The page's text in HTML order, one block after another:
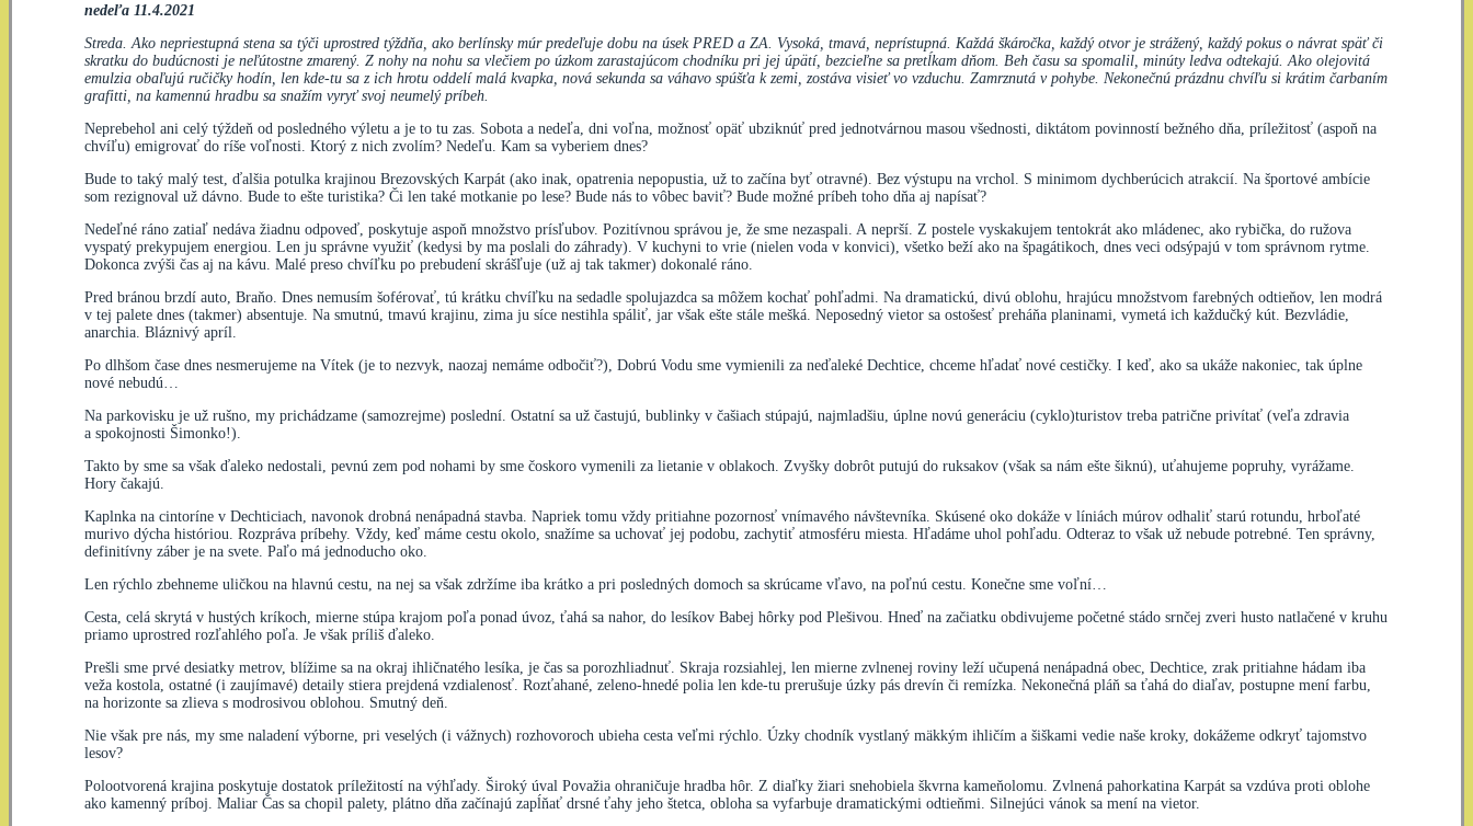
nedeľa 11.4.2021
Streda. Ako nepriestupná stena sa týči uprostred týždňa, ako berlínsky múr predeľuje dobu na úsek PRED a ZA. Vysoká, tmavá, neprístupná. Každá škáročka, každý otvor je strážený, každý pokus o návrat späť či
skratku do budúcnosti je neľútostne zmarený. Z nohy na nohu sa vlečiem po úzkom zarastajúcom chodníku pri jej úpätí, bezcieľne sa pretĺkam dňom. Beh času sa spomalil, minúty ledva odtekajú. Ako olejovitá
emulzia obaľujú ručičky hodín, len kde-tu sa z ich hrotu oddelí malá kvapka, nová sekunda sa váhavo spúšťa k zemi, zostáva visieť vo vzduchu. Zamrznutá v pohybe. Nekonečnú prázdnu chvíľu si krátim čarbaním
grafitti, na kamennú hradbu sa snažím vyryť svoj neumelý príbeh.
Neprebehol ani celý týždeň od posledného výletu a je to tu zas. Sobota a nedeľa, dni voľna, možnosť opäť ubziknúť pred jednotvárnou masou všednosti, diktátom povinností bežného dňa, príležitosť (aspoň na
chvíľu) emigrovať do ríše voľnosti. Ktorý z nich zvolím? Nedeľu. Kam sa vyberiem dnes?
Bude to taký malý test, ďalšia potulka krajinou Brezovských Karpát (ako inak, opatrenia nepopustia, už to začína byť otravné). Bez výstupu na vrchol. S minimom dychberúcich atrakcií. Na športové ambície
som rezignoval už dávno. Bude to ešte turistika? Či len také motkanie po lese? Bude nás to vôbec baviť? Bude možné príbeh toho dňa aj napísať?
Nedeľné ráno zatiaľ nedáva žiadnu odpoveď, poskytuje aspoň množstvo prísľubov. Pozitívnou správou je, že sme nezaspali. A neprší. Z postele vyskakujem tentokrát ako mládenec, ako rybička, do ružova
vyspatý prekypujem energiou. Len ju správne využiť (kedysi by ma poslali do záhrady). V kuchyni to vrie (nielen voda v konvici), všetko beží ako na špagátikoch, dnes veci odsýpajú v tom správnom rytme.
Dokonca zvýši čas aj na kávu. Malé preso chvíľku po prebudení skrášľuje (už aj tak takmer) dokonalé ráno.
Pred bránou brzdí auto, Braňo. Dnes nemusím šoférovať, tú krátku chvíľku na sedadle spolujazdca sa môžem kochať pohľadmi. Na dramatickú, divú oblohu, hrajúcu množstvom farebných odtieňov, len modrá
v tej palete dnes (takmer) absentuje. Na smutnú, tmavú krajinu, zima ju síce nestihla spáliť, jar však ešte stále mešká. Neposedný vietor sa ostošesť preháňa planinami, vymetá ich každučký kút. Bezvládie,
anarchia. Bláznivý apríl.
Po dlhšom čase dnes nesmerujeme na Vítek (je to nezvyk, naozaj nemáme odbočiť?), Dobrú Vodu sme vymienili za neďaleké Dechtice, chceme hľadať nové cestičky. I keď, ako sa ukáže nakoniec, tak úplne
nové nebudú…
Na parkovisku je už rušno, my prichádzame (samozrejme) poslední. Ostatní sa už častujú, bublinky v čašiach stúpajú, najmladšiu, úplne novú generáciu (cyklo)turistov treba patrične privítať (veľa zdravia
a spokojnosti Šimonko!).
Takto by sme sa však ďaleko nedostali, pevnú zem pod nohami by sme čoskoro vymenili za lietanie v oblakoch. Zvyšky dobrôt putujú do ruksakov (však sa nám ešte šiknú), uťahujeme popruhy, vyrážame.
Hory čakajú.
Kaplnka na cintoríne v Dechticiach, navonok drobná nenápadná stavba. Napriek tomu vždy pritiahne pozornosť vnímavého návštevníka. Skúsené oko dokáže v líniách múrov odhaliť starú rotundu, hrboľaté
murivo dýcha históriou. Rozpráva príbehy. Vždy, keď máme cestu okolo, snažíme sa uchovať jej podobu, zachytiť atmosféru miesta. Hľadáme uhol pohľadu. Odteraz to však už nebude potrebné. Ten správny,
definitívny záber je na svete. Paľo má jednoducho oko.
Len rýchlo zbehneme uličkou na hlavnú cestu, na nej sa však zdržíme iba krátko a pri posledných domoch sa skrúcame vľavo, na poľnú cestu. Konečne sme voľní…
Cesta, celá skrytá v hustých kríkoch, mierne stúpa krajom poľa ponad úvoz, ťahá sa nahor, do lesíkov Babej hôrky pod Plešivou. Hneď na začiatku obdivujeme početné stádo srnčej zveri husto natlačené v kruhu
priamo uprostred rozľahlého poľa. Je však príliš ďaleko.
Prešli sme prvé desiatky metrov, blížime sa na okraj ihličnatého lesíka, je čas sa porozhliadnuť. Skraja rozsiahlej, len mierne zvlnenej roviny leží učupená nenápadná obec, Dechtice, zrak pritiahne hádam iba
veža kostola, ostatné (i zaujímavé) detaily stiera prejdená vzdialenosť. Rozťahané, zeleno-hnedé polia len kde-tu prerušuje úzky pás drevín či remízka. Nekonečná pláň sa ťahá do diaľav, postupne mení farbu,
na horizonte sa zlieva s modrosivou oblohou. Smutný deň.
Nie však pre nás, my sme naladení výborne, pri veselých (i vážnych) rozhovoroch ubieha cesta veľmi rýchlo. Úzky chodník vystlaný mäkkým ihličím a šiškami vedie naše kroky, dokážeme odkryť tajomstvo
lesov?
Polootvorená krajina poskytuje dostatok príležitostí na výhľady. Široký úval Považia ohraničuje hradba hôr. Z diaľky žiari snehobiela škvrna kameňolomu. Zvlnená pahorkatina Karpát sa vzdúva proti oblohe
ako kamenný príboj. Maliar Čas sa chopil palety, plátno dňa začínajú zapĺňať drsné ťahy jeho štetca, obloha sa vyfarbuje dramatickými odtieňmi. Silnejúci vánok sa mení na vietor.